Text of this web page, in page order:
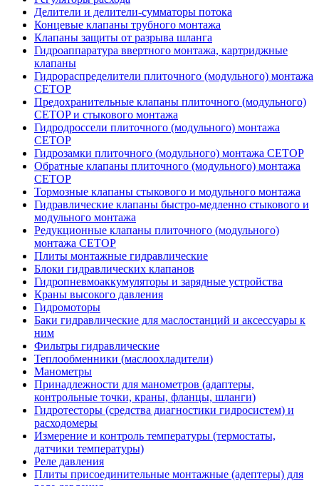
Делители и делители-сумматоры потока
Концевые клапаны трубного монтажа
Клапаны защиты от разрыва шланга
Гидроаппаратура ввертного монтажа, картриджные
клапаны
Гидрораспределители плиточного (модульного) монтажa
CETOP
Предохранительные клапаны плиточного (модульного)
CETOP и стыкового монтажа
Гидродроссели плиточного (модульного) монтажа
CETOP
Гидрозамки плиточного (модульного) монтажа CETOP
Обратные клапаны плиточного (модульного) монтажа
CETOP
Тормозные клапаны стыкового и модульного монтажа
Гидравлические клапаны быстро-медленно стыкового и
модульного монтажа
Редукционные клапаны плиточного (модульного)
монтажа CETOP
Плиты монтажные гидравлические
Блоки гидравлических клапанов
Гидропневмоаккумуляторы и зарядные устройства
Краны высокого давления
Гидромоторы
Баки гидравлические для маслостанций и аксессуары к
ним
Фильтры гидравлические
Теплообменники (маслоохладители)
Манометры
Принадлежности для манометров (адаптеры,
контрольные точки, краны, фланцы, шланги)
Гидротесторы (средства диагностики гидросистем) и
расходомеры
Измерение и контроль температуры (термостаты,
датчики температуры)
Реле давления
Плиты присоединительные монтажные (адептеры) для